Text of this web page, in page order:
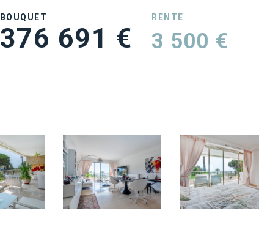
BOUQUET
376 691 €
RENTE
3 500 €